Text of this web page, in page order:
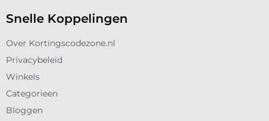
Snelle Koppelingen
Over Kortingscodezone.nl
Privacybeleid
Winkels
Categorieen
Bloggen